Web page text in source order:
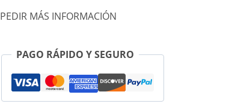
PEDIR MÁS INFORMACIÓN
PAGO RÁPIDO Y SEGURO